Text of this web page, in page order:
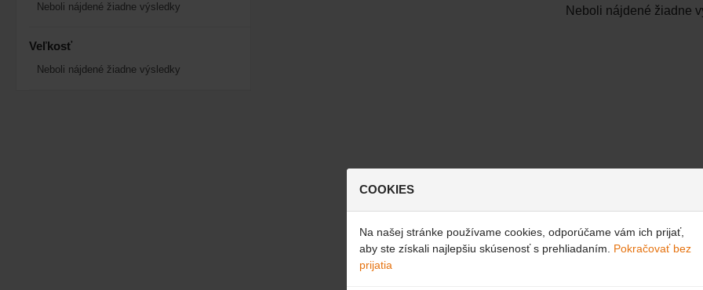
Neboli nájdené žiadne výsledky
Veľkosť
Neboli nájdené žiadne výsledky
Neboli nájdené žiadne
COOKIES
Na našej stránke používame cookies, odporúčame vám ich prijať,
aby ste získali najlepšiu skúsenosť s prehliadaním.
Pokračovať bez
prijatia